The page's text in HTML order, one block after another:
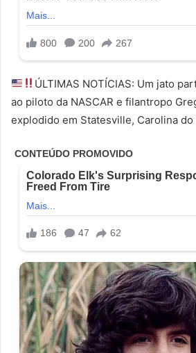
ÚLTIMAS NOTÍCIAS: Um jato
ao piloto da NASCAR e filantropo
explodido em Statesville, Carolina